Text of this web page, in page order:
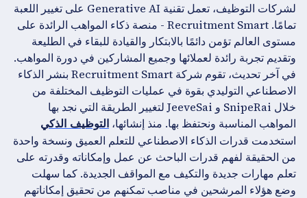
لشركات التوظيف، تعمل تقنية Generative AI على تغيير اللعبة
تمامًا. Recruitment Smart - منصة ذكاء المواهب الرائدة على
مستوى العالم تؤمن دائمًا بالابتكار والقيادة للبقاء في الطليعة
وتقديم تجربة رائدة لعملائها وجميع المشاركين في دورة المواهب.
في آخر تحديث، تقوم شركة Recruitment Smart بنشر الذكاء
الاصطناعي التوليدي بقوة في عمليات التوظيف المختلفة من
خلال SnipeRai و JeeveSai لتغيير الطريقة التي نجد بها
المواهب المناسبة ونحتفظ بها. منذ إنشائها،التوظيف الذكي
استخدمت قدرات الذكاء الاصطناعي للتعلم العميق ونسخة واحدة
من الحقيقة لفهم قدرات الباحث عن عمل وإمكاناته وقدرته على
تعلم مهارات جديدة والتكيف مع المواقف الجديدة. كما سهلت
وضع هؤلاء المرشحين في مناصب تمكنهم من تحقيق إمكاناتهم